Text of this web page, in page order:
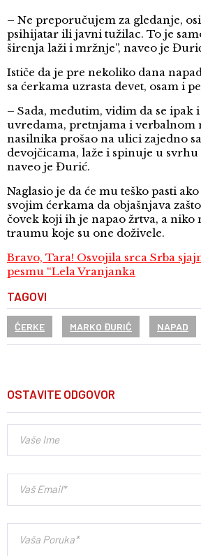
– Ne preporučujem za gledanje,
psihijatar ili javni tužilac. To je
širenja laži i mržnje”, naveo je
Ističe da je pre nekoliko dana
sa ćerkama uzrasta devet, osam i
– Sada, međutim, vidim da se ipak
uvredama, pretnjama i verbalnom
nasilnika prošao na ulici zajedno
devojčicama, laže i spinuje u svrhu
naveo je Đurić.
Naglasio je da će mu teško pasti
svojim ćerkama da objašnjava
čovek koji ih je napao žrtva, a niko
traumu koje su one doživele.
Bravo, Tara! Osvojila srca Srba
pesmu “Lela Vranjanka
TAGOVI
ĆERKE MARKO ĐURIĆ NAPAD
OSTAVITE ODGOVOR